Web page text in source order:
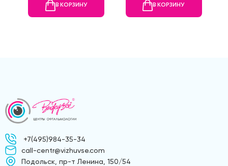
В КОРЗИНУ В КОРЗИНУ
+7(495)984-35-34
call-centr@vizhuvse.com
Подольск, пр-т Ленина, 150/54